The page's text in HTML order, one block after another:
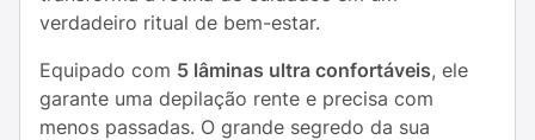
verdadeiro ritual de bem-estar.
Equipado com 5 lâminas ultra confortáveis, ele
garante uma depilação rente e precisa com
menos passadas. O grande segredo da sua